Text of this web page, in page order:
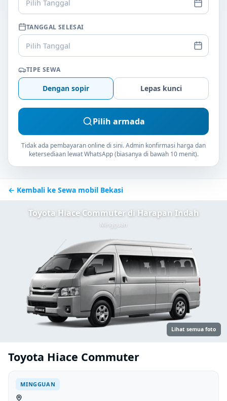
Pilih Tanggal
TANGGAL SELESAI
Pilih Tanggal
TIPE SEWA
Dengan sopir Lepas kunci
Pilih armada
Tidak ada pembayaran online di sini. Admin konfirmasi harga dan
ketersediaan lewat WhatsApp (biasanya di bawah 10 menit).
← Kembali ke Sewa mobil Bekasi
Toyota Hiace Commuter di Harapan Indah
Mingguan
Lihat semua foto
Toyota Hiace Commuter
MINGGUAN